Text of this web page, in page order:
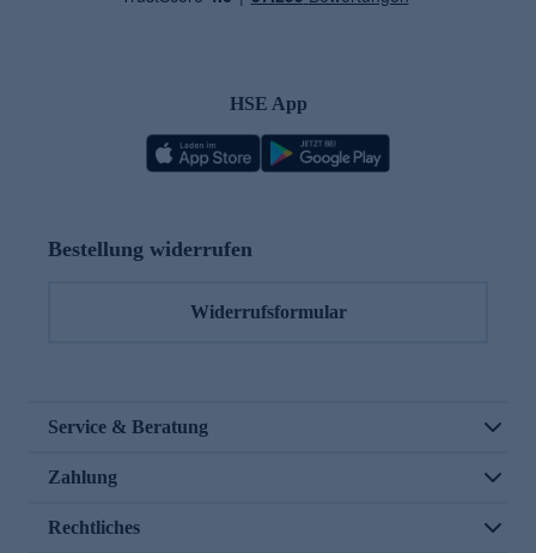
HSE App
Bestellung widerrufen
Widerrufsformular
Service & Beratung
Zahlung
Rechtliches